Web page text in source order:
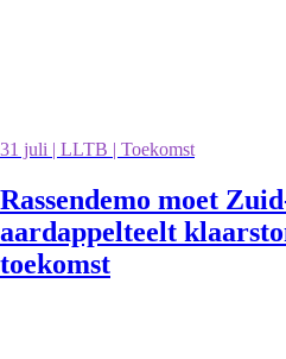
31 juli | LLTB | Toekomst
Rassendemo moet
aardappelteelt
toekomst